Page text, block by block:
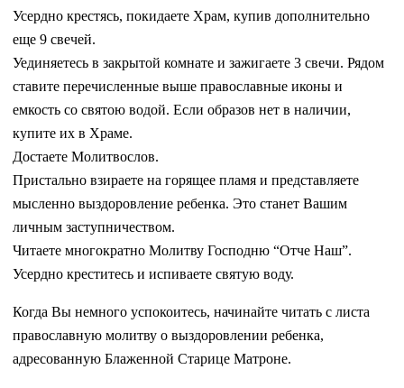
Усердно крестясь, покидаете Храм, купив дополнительно
еще 9 свечей.
Уединяетесь в закрытой комнате и зажигаете 3 свечи. Рядом
ставите перечисленные выше православные иконы и
емкость со святою водой. Если образов нет в наличии,
купите их в Храме.
Достаете Молитвослов.
Пристально взираете на горящее пламя и представляете
мысленно выздоровление ребенка. Это станет Вашим
личным заступничеством.
Читаете многократно Молитву Господню “Отче Наш”.
Усердно креститесь и испиваете святую воду.
Когда Вы немного успокоитесь, начинайте читать с листа
православную молитву о выздоровлении ребенка,
адресованную Блаженной Старице Матроне.